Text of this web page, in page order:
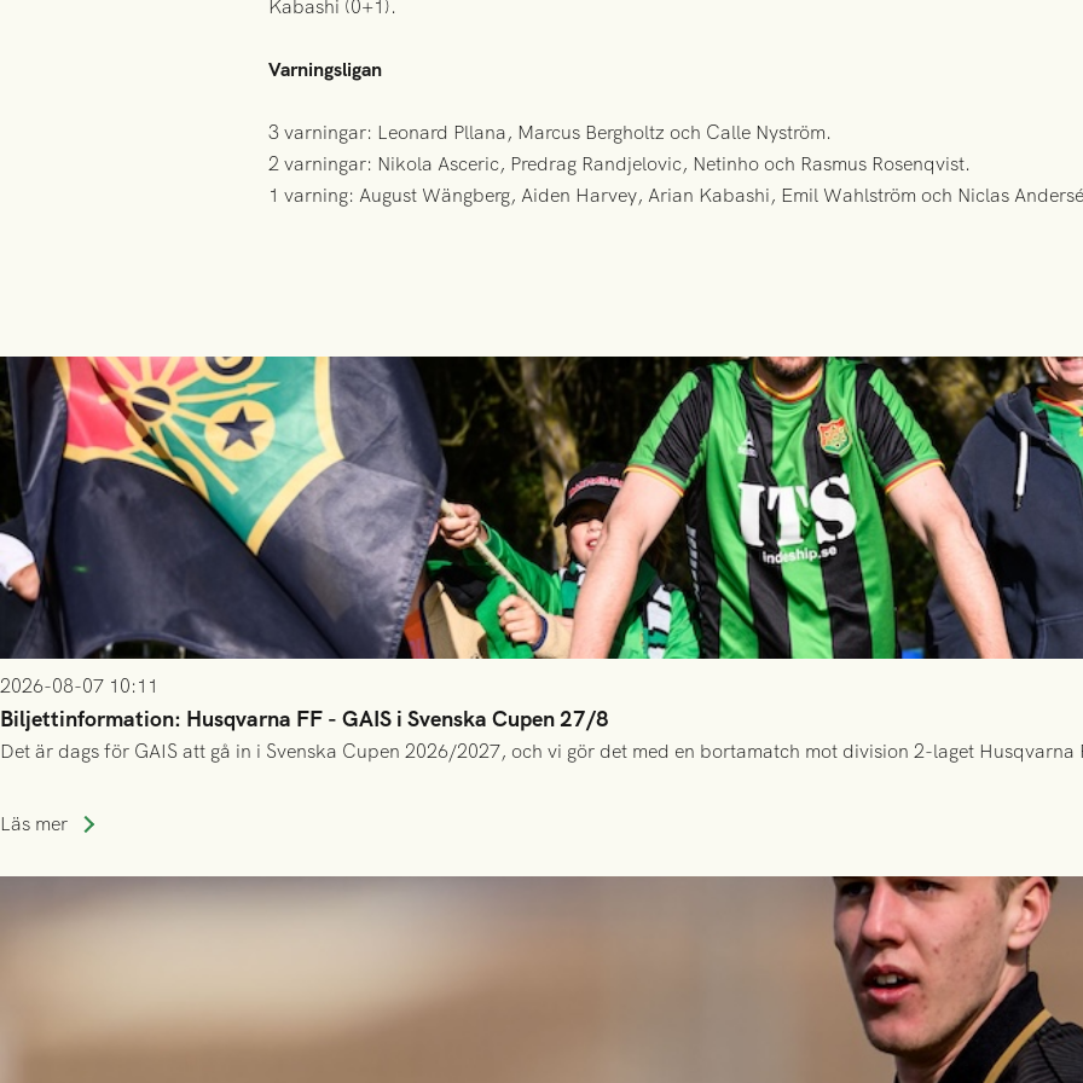
Kabashi (0+1).
Varningsligan
3 varningar: Leonard Pllana, Marcus Bergholtz och Calle Nyström.
2 varningar: Nikola Asceric, Predrag Randjelovic, Netinho och Rasmus Rosenqvist.
1 varning: August Wängberg, Aiden Harvey, Arian Kabashi, Emil Wahlström och Niclas
2026-08-07 10:11
Biljettinformation: Husqvarna FF - GAIS i Svenska Cupen 27/8
Det är dags för GAIS att gå in i Svenska Cupen 2026/2027, och vi gör det med en bortamatch mot division 2-laget
Läs mer